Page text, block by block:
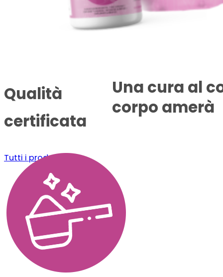
Qualità
certificata
Una cura al
corpo amerà
Tutti i prodotti